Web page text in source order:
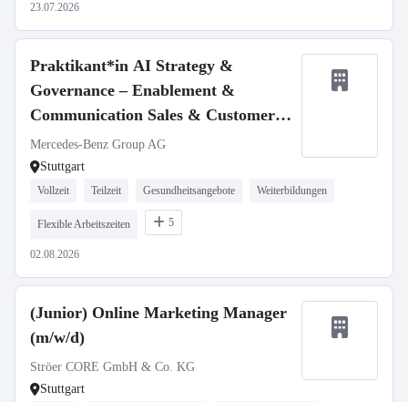
23.07.2026
Praktikant*in AI Strategy &
Governance – Enablement &
Communication Sales & Customer
Experience (Pflicht-Praktikum)
Mercedes-Benz Group AG
Stuttgart
Vollzeit Teilzeit Gesundheitsangebote Weiterbildungen
Flexible Arbeitszeiten 5
02.08.2026
(Junior) Online Marketing Manager
(m/w/d)
Ströer CORE GmbH & Co. KG
Stuttgart